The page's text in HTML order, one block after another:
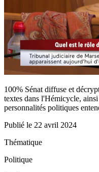
100% Sénat diffuse et
textes dans l'Hémicycle,
personnalités politiques
Publié le 22 avril 2024
Thématique
Politique